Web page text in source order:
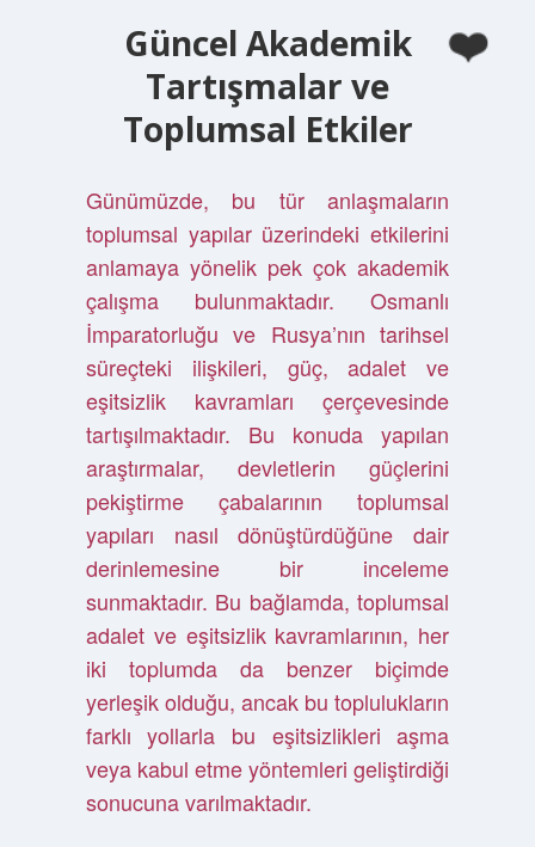
Güncel Akademik
Tartışmalar ve
Toplumsal Etkiler
Günümüzde, bu tür anlaşmaların
toplumsal yapılar üzerindeki etkilerini
anlamaya yönelik pek çok akademik
çalışma bulunmaktadır. Osmanlı
İmparatorluğu ve Rusya’nın tarihsel
süreçteki ilişkileri, güç, adalet ve
eşitsizlik kavramları çerçevesinde
tartışılmaktadır. Bu konuda yapılan
araştırmalar, devletlerin güçlerini
pekiştirme çabalarının toplumsal
yapıları nasıl dönüştürdüğüne dair
derinlemesine bir inceleme
sunmaktadır. Bu bağlamda, toplumsal
adalet ve eşitsizlik kavramlarının, her
iki toplumda da benzer biçimde
yerleşik olduğu, ancak bu toplulukların
farklı yollarla bu eşitsizlikleri aşma
veya kabul etme yöntemleri geliştirdiği
sonucuna varılmaktadır.